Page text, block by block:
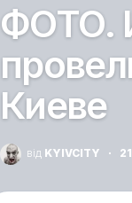
ФОТО.
Киеве
від KYIVCITY ·